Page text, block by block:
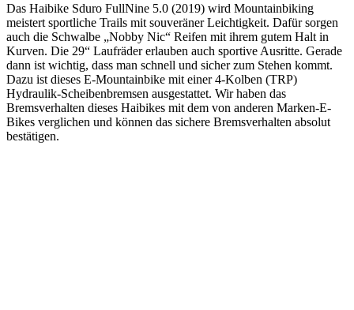
Das Haibike Sduro FullNine 5.0 (2019) wird Mountainbiking
meistert sportliche Trails mit souveräner Leichtigkeit. Dafür sorgen
auch die Schwalbe „Nobby Nic“ Reifen mit ihrem gutem Halt in
Kurven. Die 29“ Laufräder erlauben auch sportive Ausritte. Gerade
dann ist wichtig, dass man schnell und sicher zum Stehen kommt.
Dazu ist dieses E-Mountainbike mit einer 4-Kolben (TRP)
Hydraulik-Scheibenbremsen ausgestattet. Wir haben das
Bremsverhalten dieses Haibikes mit dem von anderen Marken-E-
Bikes verglichen und können das sichere Bremsverhalten absolut
bestätigen.